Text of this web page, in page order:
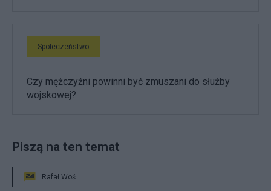
Społeczeństwo
Czy mężczyźni powinni być zmuszani do służby
wojskowej?
Piszą na ten temat
Rafał Woś